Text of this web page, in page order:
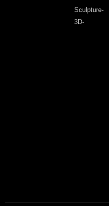
Sculpture-
3D-